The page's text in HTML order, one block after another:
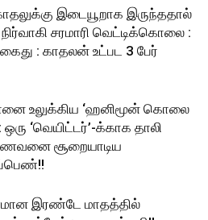
இடையூறாக இருந்ததால்
சரமாரி வெட்டிக்கொலை :
: காதலன் உட்பட 3 பேர்
உலுக்கிய ‘ஹனிமூன் கொலை
‘வெயிட்டர்’-க்காக தாலி
சூறையாடிய
இரண்டே மாதத்தில்